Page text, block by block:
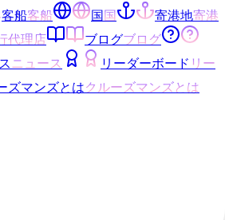
客船客船 国国 寄港地寄港
代理店 ブログブログ
ニュース リーダーボード リー
ズマンズとはクルーズマンズとは